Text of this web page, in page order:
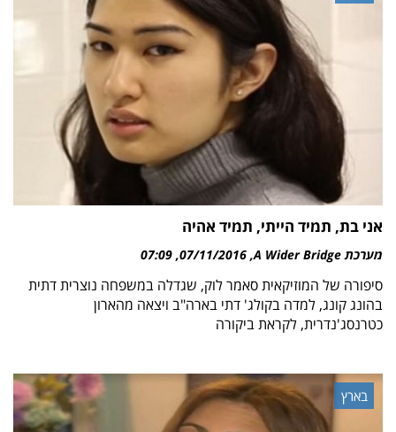
אני בת, תמיד הייתי, תמיד אהיה
מערכת A Wider Bridge 07/11/2016
07:09
סיפורה של המוזיקאית סאמר לוק, שגדלה במשפחה נוצרית דתית
בהונג קונג, למדה בקולג' דתי בארה"ב ויצאה מהארון
כטרנסג'נדרית, לקראת ביקורה
בארץ